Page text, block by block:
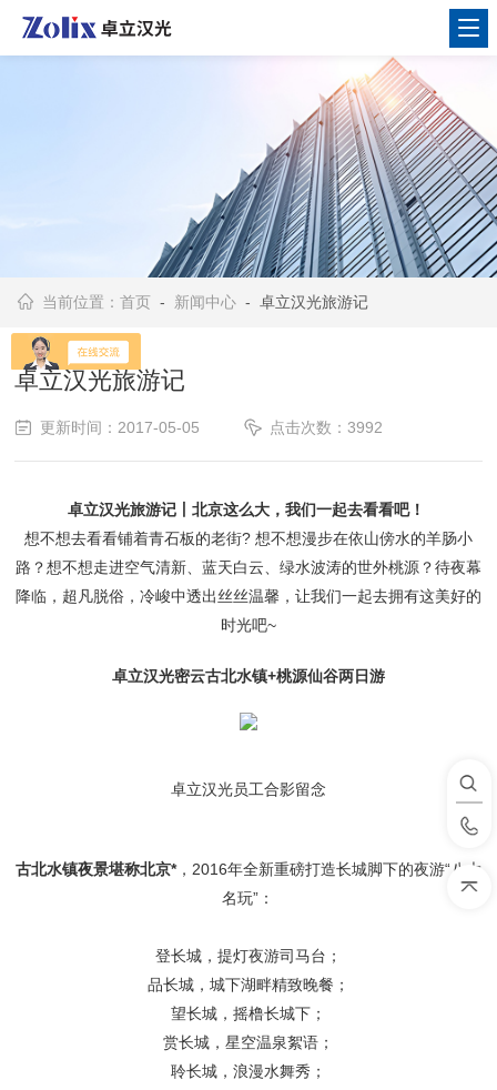
当前位置：首页 - 新闻中心 - 卓立汉光旅游记
卓立汉光旅游记
更新时间：2017-05-05 点击次数：3992
卓立汉光旅游记丨北京这么大，我们一起去看看吧！
想不想去看看铺着青石板的老街? 想不想漫步在依山傍水的羊肠小
路？想不想走进空气清新、蓝天白云、绿水波涛的世外桃源？待夜幕
降临，超凡脱俗，冷峻中透出丝丝温馨，让我们一起去拥有这美好的
时光吧~
卓立汉光密云古北水镇+桃源仙谷两日游
卓立汉光员工合影留念
古北水镇夜景堪称北京*，2016年全新重磅打造长城脚下的夜游“八大
名玩”：
登长城，提灯夜游司马台；
品长城，城下湖畔精致晚餐；
望长城，摇橹长城下；
赏长城，星空温泉絮语；
聆长城，浪漫水舞秀；